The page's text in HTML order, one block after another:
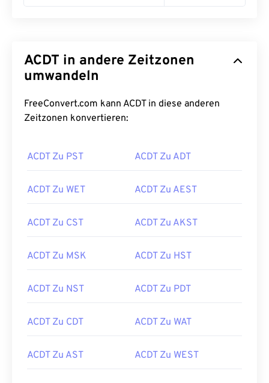
ACDT in andere Zeitzonen
umwandeln
FreeConvert.com kann ACDT in diese anderen
Zeitzonen konvertieren:
ACDT Zu PST ACDT Zu ADT
ACDT Zu WET ACDT Zu AEST
ACDT Zu CST ACDT Zu AKST
ACDT Zu MSK ACDT Zu HST
ACDT Zu NST ACDT Zu PDT
ACDT Zu CDT ACDT Zu WAT
ACDT Zu AST ACDT Zu WEST